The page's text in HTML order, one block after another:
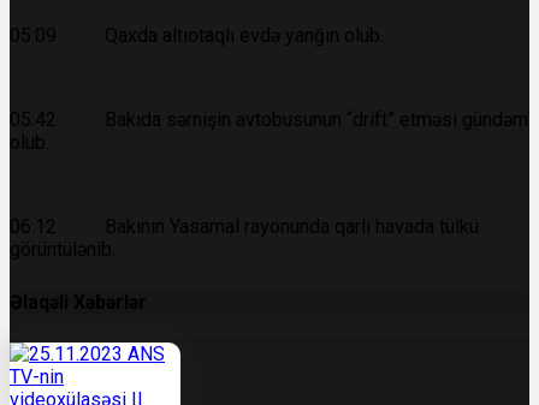
05:09 Qaxda altıotaqlı evdə yanğın olub.
05:42 Bakıda sərnişin avtobusunun “drift” etməsi gündəm
olub.
06:12 Bakının Yasamal rayonunda qarlı havada tülkü
görüntülənib.
Əlaqəli Xəbərlər